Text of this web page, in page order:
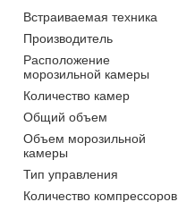
Встраиваемая техника
Производитель
Расположение
морозильной камеры
Количество камер
Общий объем
Объем морозильной
камеры
Тип управления
Количество компрессоров